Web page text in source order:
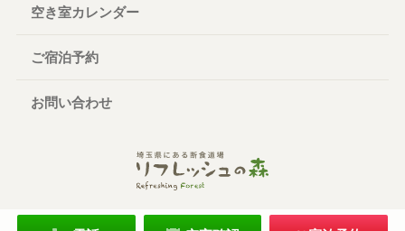
空き室カレンダー
ご宿泊予約
お問い合わせ